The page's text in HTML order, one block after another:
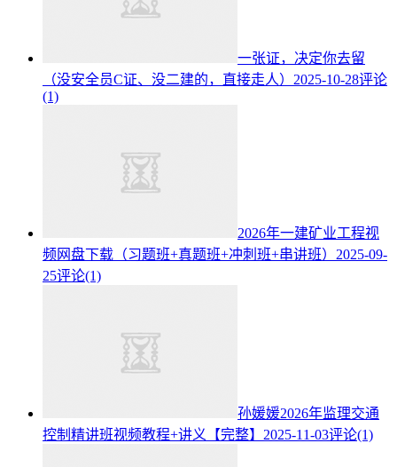
一张证，决定你去留
（没安全员C证、没二建的，直接走人） 2025-10-28评论
(1)
2026年一建矿业工程视
频网盘下载（习题班+真题班+冲刺班+串讲班） 2025-09-
25评论(1)
孙媛媛2026年监理交通
控制精讲班视频教程+讲义【完整】 2025-11-03评论(1)